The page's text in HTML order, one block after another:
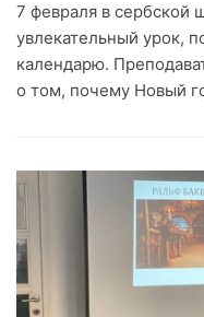
7 февраля в сербской
увлекательный урок,
календарю.
о том, почему Новый